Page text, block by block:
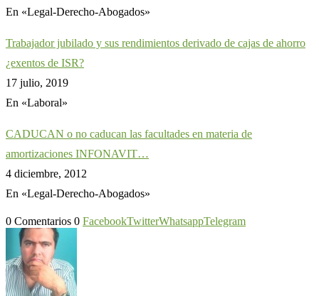
En «Legal-Derecho-Abogados»
Trabajador jubilado y sus rendimientos derivado de cajas de ahorro
¿exentos de ISR?
17 julio, 2019
En «Laboral»
CADUCAN o no caducan las facultades en materia de
amortizaciones INFONAVIT…
4 diciembre, 2012
En «Legal-Derecho-Abogados»
0 Comentarios 0 FacebookTwitterWhatsappTelegram